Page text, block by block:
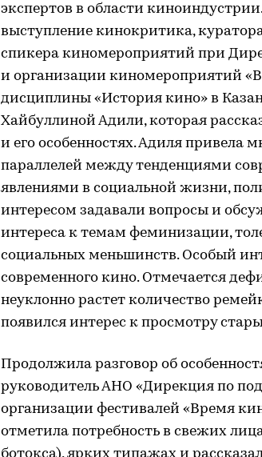
экспертов в области
выступление кинокритика,
спикера киномероприятий при
и организации киномероприятий
дисциплины «История кино» в
Хайбуллиной Адили, которая
и его особенностях. Адиля привела
параллелей между тенденциями
явлениями в социальной жизни,
интересом задавали вопросы и
интереса к темам феминизации,
социальных меньшинств. Особый
современного кино. Отмечается
неуклонно растет количество
появился интерес к просмотру
Продолжила разговор об
руководитель АНО «Дирекция по
организации фестивалей «Время
отметила потребность в свежих